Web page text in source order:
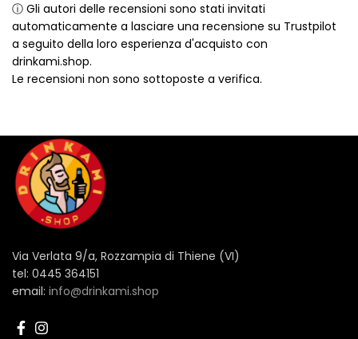
ⓘ Gli autori delle recensioni sono stati invitati
automaticamente a lasciare una recensione su Trustpilot
a seguito della loro esperienza d'acquisto con
drinkami.shop.
Le recensioni non sono sottoposte a verifica.
Via Verlata 9/a, Rozzampia di Thiene (VI)
tel: 0445 364151
email: info@drinkami.shop